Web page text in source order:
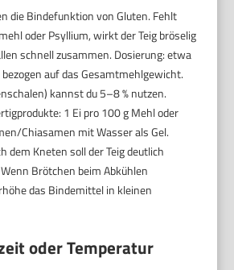
die Bindefunktion von Gluten. Fehlt
oder Psyllium, wirkt der Teig bröselig
schnell zusammen. Dosierung: etwa
bezogen auf das Gesamtmehlgewicht.
kannst du 5–8 % nutzen.
1 Ei pro 100 g Mehl oder
Chiasamen mit Wasser als Gel.
dem Kneten soll der Teig deutlich
Brötchen beim Abkühlen
das Bindemittel in kleinen
oder Temperatur